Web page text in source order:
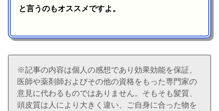
と言うのもオススメですよ。
※記事の内容は個人の感想であり効果効能を保証、
医師や薬剤師およびその他の資格をもった専門家の
意見に代わるものではありません。そもそも髪質、
頭皮質は人により大きく違い、ご自身に合った物を